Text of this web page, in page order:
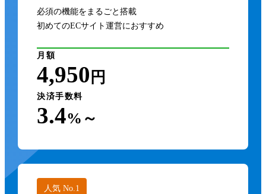
必須の機能をまるごと搭載
初めてのECサイト運営におすすめ
月額
4,950 円
決済手数料
3.4%～
人気 No.1